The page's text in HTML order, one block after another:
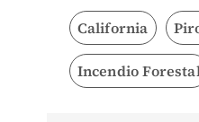
California
Incendio